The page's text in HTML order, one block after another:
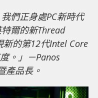
們正身處PC新時代
爾的新Thread
的第12代Intel Core
。」 －Panos
產品長。